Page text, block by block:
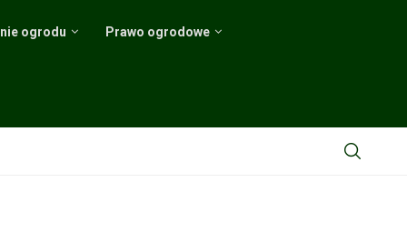
ogrodu Prawo ogrodowe
i...